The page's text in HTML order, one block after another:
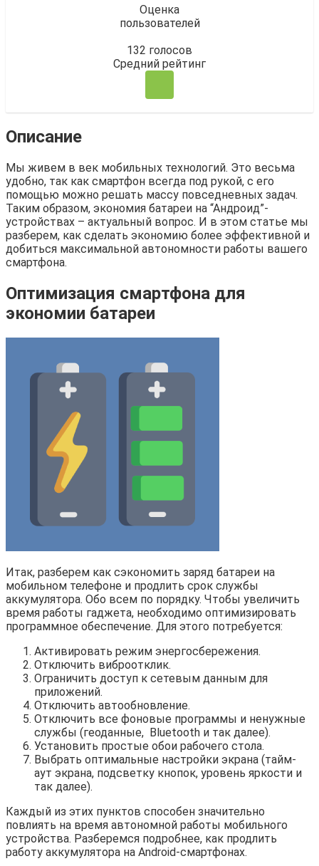
Оценка
пользователей
132 голосов
Средний рейтинг
Описание
Мы живем в век мобильных технологий. Это весьма
удобно, так как смартфон всегда под рукой, с его
помощью можно решать массу повседневных задач.
Таким образом, экономия батареи на “Андроид”-
устройствах – актуальный вопрос. И в этом статье мы
разберем, как сделать экономию более эффективной и
добиться максимальной автономности работы вашего
смартфона.
Оптимизация смартфона для
экономии батареи
Итак, разберем как сэкономить заряд батареи на
мобильном телефоне и продлить срок службы
аккумулятора. Обо всем по порядку. Чтобы увеличить
время работы гаджета, необходимо оптимизировать
программное обеспечение. Для этого потребуется:
Активировать режим энергосбережения.
Отключить виброотклик.
Ограничить доступ к сетевым данным для
приложений.
Отключить автообновление.
Отключить все фоновые программы и ненужные
службы (геоданные, Bluetooth и так далее).
Установить простые обои рабочего стола.
Выбрать оптимальные настройки экрана (тайм-
аут экрана, подсветку кнопок, уровень яркости и
так далее).
Каждый из этих пунктов способен значительно
повлиять на время автономной работы мобильного
устройства. Разберемся подробнее, как продлить
работу аккумулятора на Android-смартфонах.